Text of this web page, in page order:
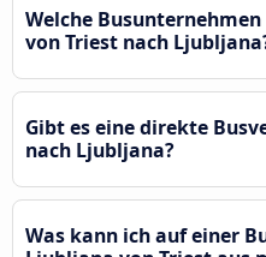
Welche
von Triest nach
Gibt es eine direkte
nach Ljubljana?
Was kann ich auf einer